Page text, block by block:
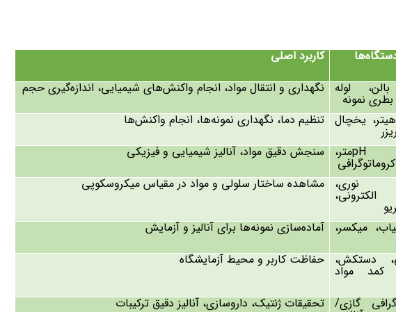
کاربرد اصلی
لوله
نمونه
نگهداری و انتقال مواد، انجام واکنش‌های شیمیایی، اندازه‌گیری حجم
یخچال
تنظیم دما، نگهداری نمونه‌ها، انجام واکنش‌ها
متر،
سنجش دقیق مواد، آنالیز شیمیایی و فیزیکی
نوری، مشاهده ساختار سلولی و مواد در مقیاس میکروسکوپی
میکسر،
آماده‌سازی نمونه‌ها برای آنالیز و آزمایش
دستکش،
کمد مواد
حفاظت کاربر و محیط آزمایشگاه
گازی/ تحقیقات ژنتیک، داروسازی، آنالیز دقیق ترکیبات